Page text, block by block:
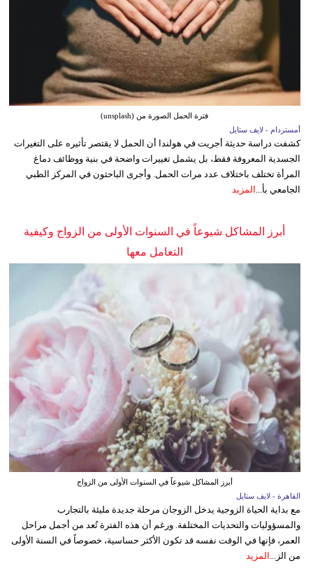
فترة الحمل الصورة من (unsplash)
أمستردام - لايف ستايل
كشفت دراسة حديثة أجريت في هولندا أن الحمل لا يقتصر تأثيره على التغيرات
الجسدية المعروفة فقط، بل يشمل تغييرات واضحة في بنية ووظائف دماغ
المرأة تختلف باختلاف عدد مرات الحمل. وأجرى الباحثون في المركز الطبي
الجامعي بأ... المزيد
أبرز المشاكل شيوعاً في السنوات الأولى من الزواج وكيفية
التعامل معها
أبرز المشاكل شيوعاً في السنوات الأولى من الزواج
القاهرة - لايف ستايل
مع بداية الحياة الزوجية يدخل الزوجان مرحلة جديدة مليئة بالتجارب
والمسؤوليات والتحديات المختلفة. ورغم أن هذه الفترة تُعد من أجمل مراحل
العمر، فإنها في الوقت نفسه قد تكون الأكثر حساسية، خصوصاً في السنة الأولى
من الز...
المزيد